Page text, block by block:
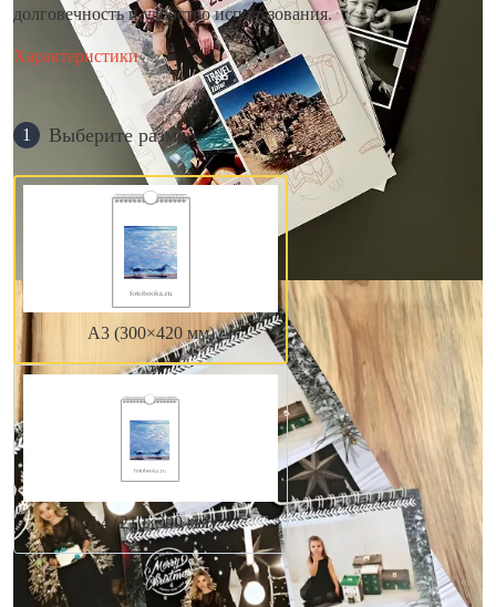
долговечность и удобство использования.
Характеристики
1 Выберите размер
А3 (300×420 мм)
А4 (210×300 мм)